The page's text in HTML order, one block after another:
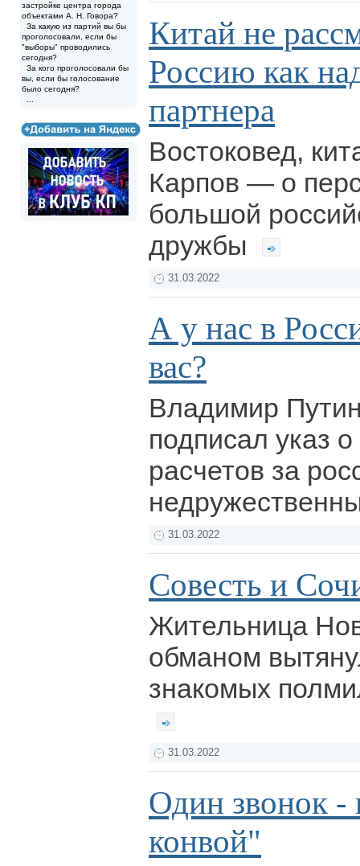
застройке центра города
объектами А. Н. Говора?
За какую из партий вы бы
проголосовали, если бы
"выборы" проводились
сегодня?
За кого проголосовали бы
вы, если бы голосование
было сегодня?
Китай не
Россию как
партнера
Востоковед,
Карпов — о
большой
дружбы
31.03.2022
А у нас в
вас?
Владимир
подписал указ
расчетов за
31.03.2022
Совесть и
Жительница
обманом
знакомых
31.03.2022
Один звонок -
конвой"